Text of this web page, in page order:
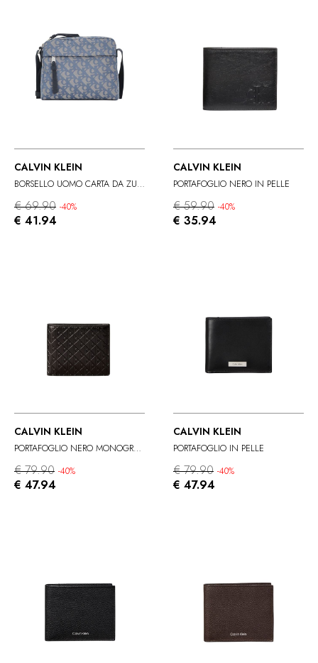
CALVIN KLEIN
BORSELLO UOMO CARTA DA ZUCCHERO
€ 69.90 -40%
€ 41.94
CALVIN KLEIN
PORTAFOGLIO NERO IN PELLE
€ 59.90 -40%
€ 35.94
CALVIN KLEIN
PORTAFOGLIO NERO MONOGRAM IN PELLE
€ 79.90 -40%
€ 47.94
CALVIN KLEIN
PORTAFOGLIO IN PELLE
€ 79.90 -40%
€ 47.94